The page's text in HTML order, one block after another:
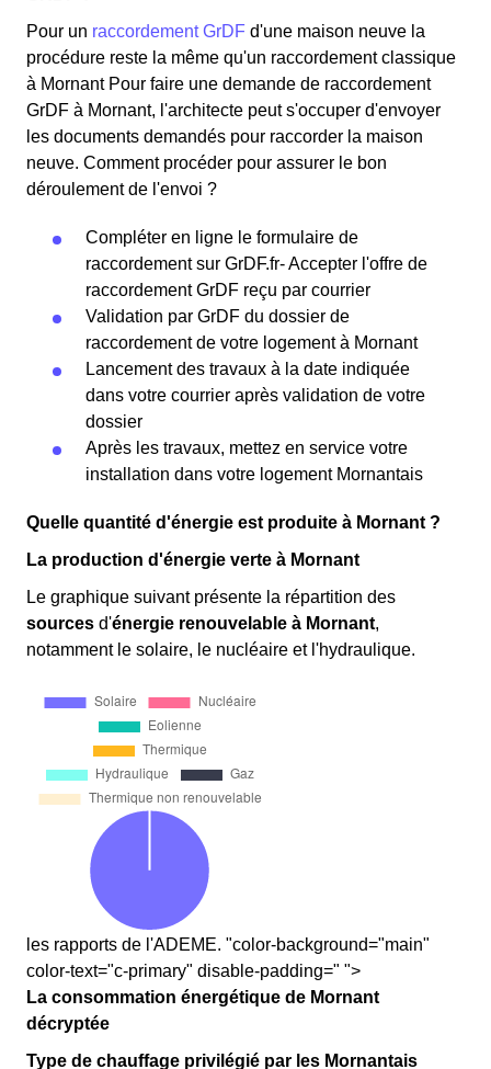
Pour un raccordement GrDF d'une maison neuve la
procédure reste la même qu'un raccordement classique
à Mornant Pour faire une demande de raccordement
GrDF à Mornant, l'architecte peut s'occuper d'envoyer
les documents demandés pour raccorder la maison
neuve. Comment procéder pour assurer le bon
déroulement de l'envoi ?
Compléter en ligne le formulaire de
raccordement sur GrDF.fr- Accepter l'offre de
raccordement GrDF reçu par courrier
Validation par GrDF du dossier de
raccordement de votre logement à Mornant
Lancement des travaux à la date indiquée
dans votre courrier après validation de votre
dossier
Après les travaux, mettez en service votre
installation dans votre logement Mornantais
Quelle quantité d'énergie est produite à Mornant ?
La production d'énergie verte à Mornant
Le graphique suivant présente la répartition des
sources d'énergie renouvelable à Mornant,
notamment le solaire, le nucléaire et l'hydraulique.
les rapports de l'ADEME. "color-background="main"
color-text="c-primary" disable-padding=" ">
La consommation énergétique de Mornant
décryptée
Type de chauffage privilégié par les Mornantais